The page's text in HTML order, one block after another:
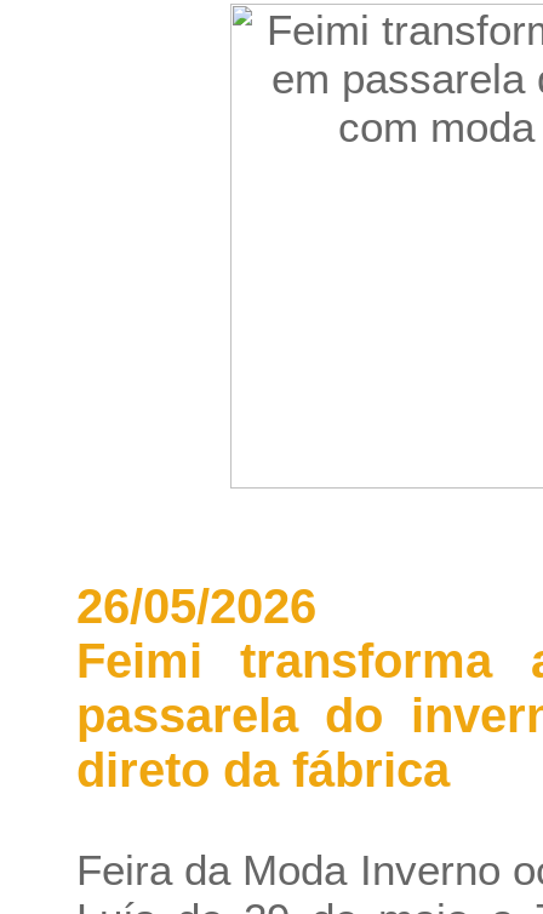
26/05/2026
Feimi transforma
passarela do
direto da fábrica
Feira da Moda Inverno